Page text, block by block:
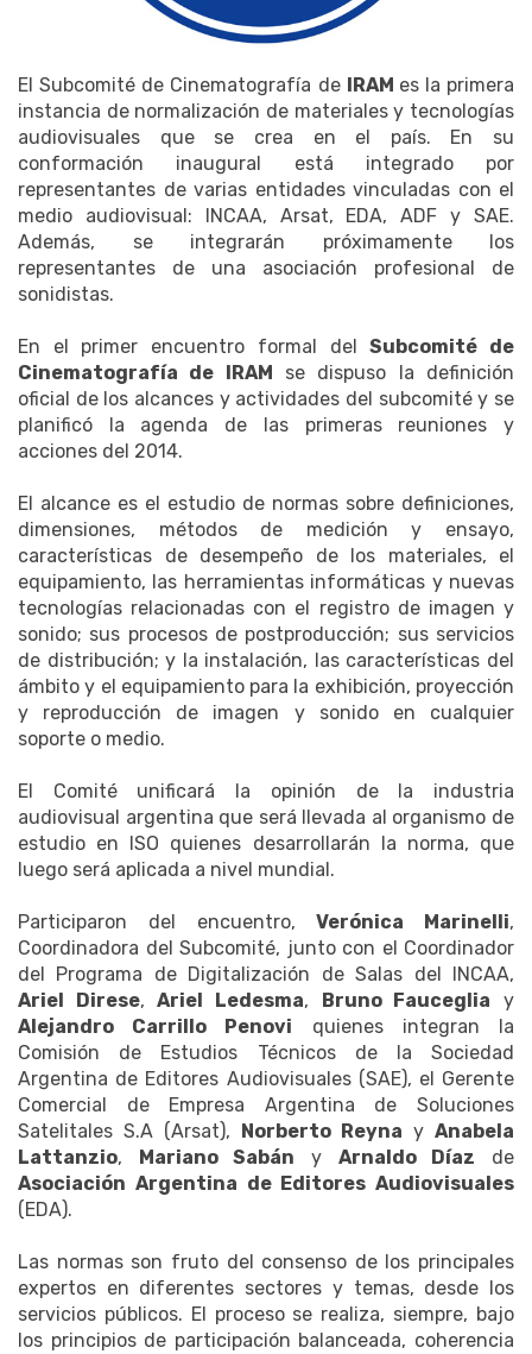
El Subcomité de Cinematografía de IRAM es la primera
instancia de normalización de materiales y tecnologías
audiovisuales que se crea en el país. En su
conformación inaugural está integrado por
representantes de varias entidades vinculadas con el
medio audiovisual: INCAA, Arsat, EDA, ADF y SAE.
Además, se integrarán próximamente los
representantes de una asociación profesional de
sonidistas.
En el primer encuentro formal delSubcomité de
Cinematografía de IRAM se dispuso la definición
oficial de los alcances y actividades del subcomité y se
planificó la agenda de las primeras reuniones y
acciones del 2014.
El alcance es el estudio de normas sobre definiciones,
dimensiones, métodos de medición y ensayo,
características de desempeño de los materiales, el
equipamiento, las herramientas informáticas y nuevas
tecnologías relacionadas con el registro de imagen y
sonido; sus procesos de postproducción; sus servicios
de distribución; y la instalación, las características del
ámbito y el equipamiento para la exhibición, proyección
y reproducción de imagen y sonido en cualquier
soporte o medio.
El Comité unificará la opinión de la industria
audiovisual argentina que será llevada al organismo de
estudio en ISO quienes desarrollarán la norma, que
luego será aplicada a nivel mundial.
Participaron del encuentro,Verónica Marinelli,
Coordinadora del Subcomité, junto con el Coordinador
del Programa de Digitalización de Salas del INCAA,
Ariel Direse,Ariel Ledesma, Bruno Fauceglia y
Alejandro Carrillo Penovi quienes integran la
Comisión de Estudios Técnicos de la Sociedad
Argentina de Editores Audiovisuales (SAE), el Gerente
Comercial de Empresa Argentina de Soluciones
Satelitales S.A (Arsat), Norberto Reyna y Anabela
Lattanzio, Mariano Sabán y Arnaldo Díaz de
Asociación Argentina de Editores Audiovisuales
(EDA).
Las normas son fruto del consenso de los principales
expertos en diferentes sectores y temas, desde los
servicios públicos. El proceso se realiza, siempre, bajo
los principios de participación balanceada, coherencia